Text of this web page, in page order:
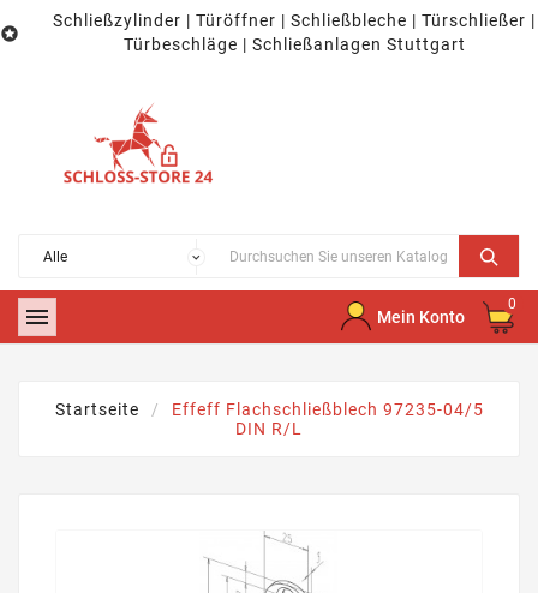

Schließzylinder | Türöffner | Schließbleche | Türschließer |
Türbeschläge | Schließanlagen Stuttgart
 Mein Konto
0
Startseite
Effeff Flachschließblech 97235-04/5
DIN R/L